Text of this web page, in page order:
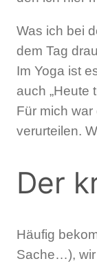
Was ich bei
dem Tag
Im Yoga ist
auch „Heute
Für mich
verurteilen.
Der
Häufig
Sache…), wir